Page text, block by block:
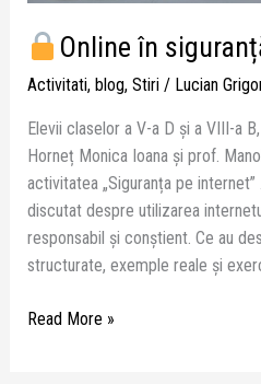
Online în
Activitati, blog, Stiri/ Lucian
Elevii claselor a V-a D și a VIII-a
Horneț Monica Ioana și prof.
activitatea „Siguranța pe
discutat despre utilizarea
responsabil și conștient. Ce au
structurate, exemple reale și
pas
Read More »